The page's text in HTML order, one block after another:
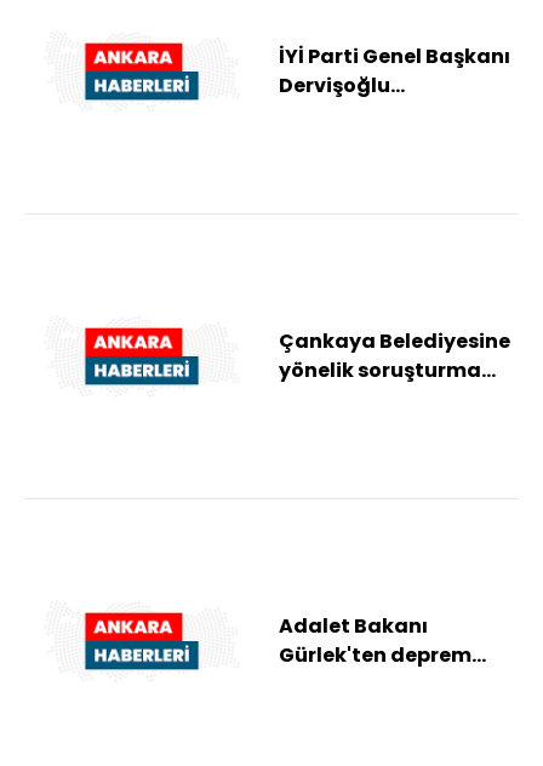
İYİ Parti Genel Başkanı
Dervişoğlu
Çankaya Belediyesine
yönelik soruşturma
Adalet Bakanı
Gürlek'ten deprem